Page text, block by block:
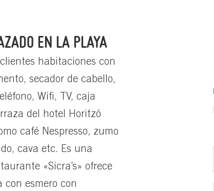
EN LA PLAYA
habitaciones con
secador de cabello,
Wifi, TV, caja
del hotel Horitzó
café Nespresso, zumo
cava etc. Es una
«Sicra’s» ofrece
esmero con